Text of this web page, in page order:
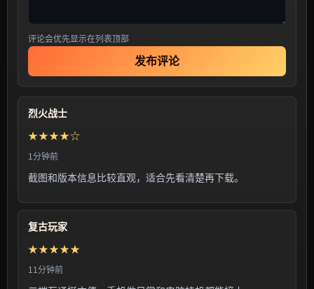
评论会优先显示在列表顶部
发布评论
烈火战士
★★★★☆
1分钟前
截图和版本信息比较直观，适合先看清楚再下载。
复古玩家
★★★★★
11分钟前